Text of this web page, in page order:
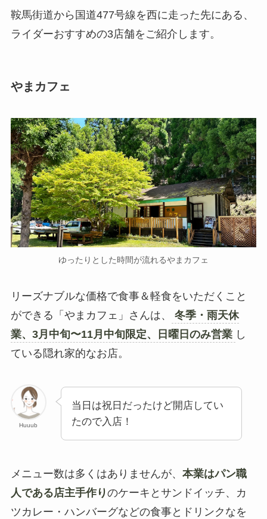
鞍馬街道から国道477号線を西に走った先にある、
ライダーおすすめの3店舗をご紹介します。
やまカフェ
ゆったりとした時間が流れるやまカフェ
リーズナブルな価格で食事＆軽食をいただくこと
ができる「やまカフェ」さんは、
冬季・雨天休
業、3月中旬〜11月中旬限定、日曜日のみ営業 し
ている隠れ家的なお店。
Huuub
当日は祝日だったけど開店してい
たので入店！
メニュー数は多くはありませんが、 本業はパン職
人である店主手作りのケーキとサンドイッチ、カ
ツカレー・ハンバーグなどの食事とドリンクなを